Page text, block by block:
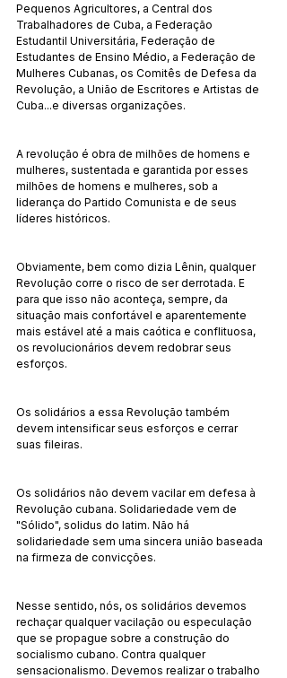
Pequenos Agricultores, a Central dos
Trabalhadores de Cuba, a Federação
Estudantil Universitária, Federação de
Estudantes de Ensino Médio, a Federação de
Mulheres Cubanas, os Comitês de Defesa da
Revolução, a União de Escritores e Artistas de
Cuba...e diversas organizações.
A revolução é obra de milhões de homens e
mulheres, sustentada e garantida por esses
milhões de homens e mulheres, sob a
liderança do Partido Comunista e de seus
líderes históricos.
Obviamente, bem como dizia Lênin, qualquer
Revolução corre o risco de ser derrotada. E
para que isso não aconteça, sempre, da
situação mais confortável e aparentemente
mais estável até a mais caótica e conflituosa,
os revolucionários devem redobrar seus
esforços.
Os solidários a essa Revolução também
devem intensificar seus esforços e cerrar
suas fileiras.
Os solidários não devem vacilar em defesa à
Revolução cubana. Solidariedade vem de
"Sólido", solidus do latim. Não há
solidariedade sem uma sincera união baseada
na firmeza de convicções.
Nesse sentido, nós, os solidários devemos
rechaçar qualquer vacilação ou especulação
que se propague sobre a construção do
socialismo cubano. Contra qualquer
sensacionalismo. Devemos realizar o trabalho